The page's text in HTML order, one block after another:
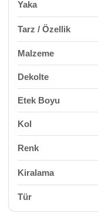
Yaka
Tarz / Özellik
Malzeme
Dekolte
Etek Boyu
Kol
Renk
Kiralama
Tür